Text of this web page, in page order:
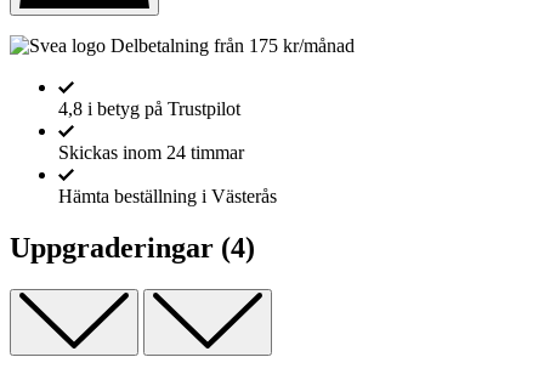
Delbetalning från 175 kr/månad
4,8 i betyg på Trustpilot
Skickas inom 24 timmar
Hämta beställning i Västerås
Uppgraderingar (4)